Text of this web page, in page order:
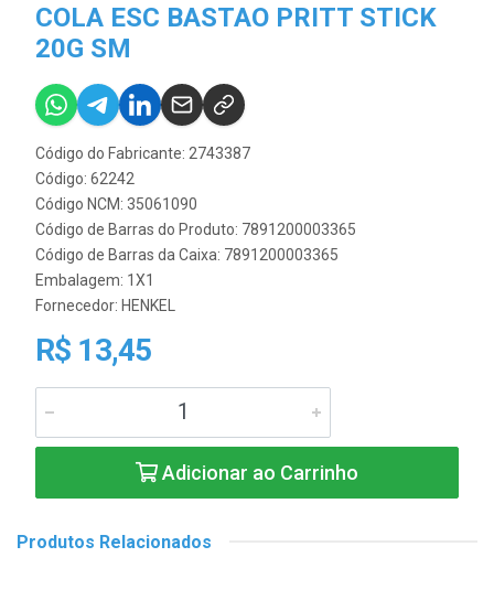
COLA ESC BASTAO PRITT STICK
20G SM
Código do Fabricante: 2743387
Código: 62242
Código NCM: 35061090
Código de Barras do Produto: 7891200003365
Código de Barras da Caixa: 7891200003365
Embalagem: 1X1
Fornecedor: HENKEL
R$ 13,45
Adicionar ao Carrinho
Produtos Relacionados